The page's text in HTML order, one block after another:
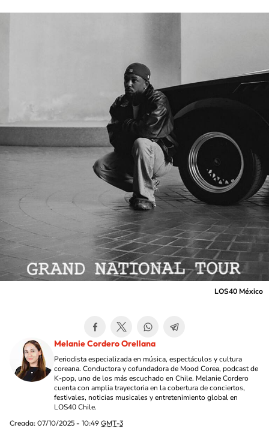
LOS40 México
Melanie Cordero Orellana
Periodista especializada en música, espectáculos y cultura
coreana. Conductora y cofundadora de Mood Corea, podcast de
K-pop, uno de los más escuchado en Chile. Melanie Cordero
cuenta con amplia trayectoria en la cobertura de conciertos,
festivales, noticias musicales y entretenimiento global en
LOS40 Chile.
Creada: 07/10/2025 - 10:49 GMT-3